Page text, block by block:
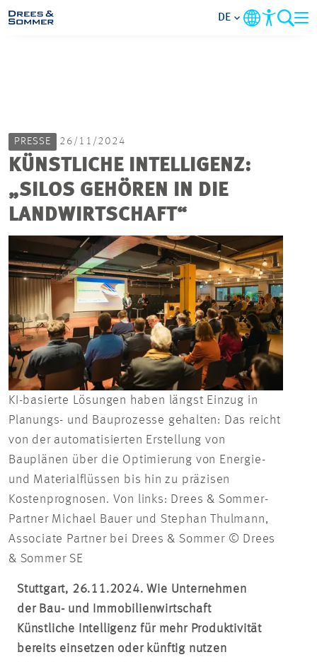
IM FOKUS
PROJEKTE
KONTAKT
DE
PRESSE 26/11/2024
KÜNSTLICHE INTELLIGENZ:
„SILOS GEHÖREN IN DIE
LANDWIRTSCHAFT“
KI-basierte Lösungen haben längst Einzug in
Planungs- und Bauprozesse gehalten: Das reicht
von der automatisierten Erstellung von
Bauplänen über die Optimierung von Energie-
und Materialflüssen bis hin zu präzisen
Kostenprognosen. Von links: Drees & Sommer-
Partner Michael Bauer und Stephan Thulmann,
Associate Partner bei Drees & Sommer © Drees
& Sommer SE
Stuttgart, 26.11.2024. Wie Unternehmen
der Bau- und Immobilienwirtschaft
Künstliche Intelligenz für mehr Produktivität
bereits einsetzen oder künftig nutzen